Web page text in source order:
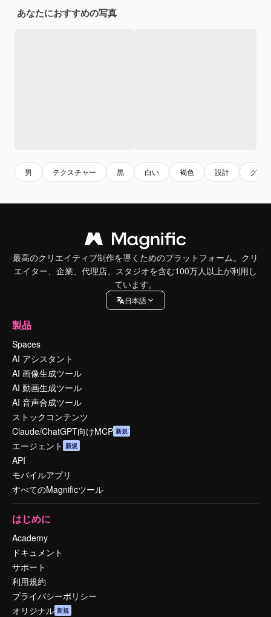
あなたにおすすめの写真
男 テクスチャー 黒 白い 褐色 設計 グラ
最高のクリエイティブ制作を導くためのプラットフォーム。クリ
エイター、企業、代理店、スタジオを含む100万人以上が利用し
ています。
日本語
製品
Spaces
AI アシスタント
AI 画像生成ツール
AI 動画生成ツール
AI 音声合成ツール
ストックコンテンツ
Claude/ChatGPT向けMCP 新規
エージェント 新規
API
モバイルアプリ
すべてのMagnificツール
はじめに
Academy
ドキュメント
サポート
利用規約
プライバシーポリシー
オリジナル 新規